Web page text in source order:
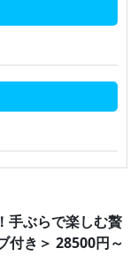
手ぶらで楽しむ贅
付き＞ 28500円～